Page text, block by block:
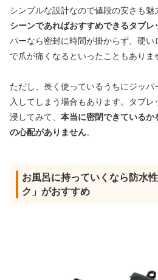
シンプルな設計なので値段の安さも魅
シーンであればおすすめできるタブレ
パーなら密封に時間が掛からず、硬
で爪が痛くなるといったこともありま
ただし、長く使っているうちにジッ
入してしまう場合もあります。タブ
浸してみて、 本当に密閉できているか
の心配がありません。
お風呂に持っていくなら防水
ク」がおすすめ